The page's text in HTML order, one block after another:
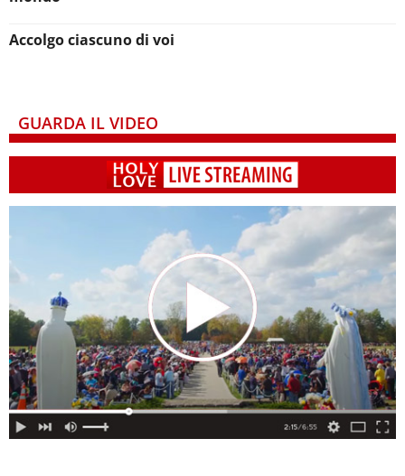
Accolgo ciascuno di voi
GUARDA IL VIDEO